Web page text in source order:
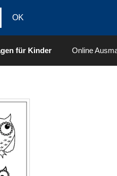
für Kinder Online